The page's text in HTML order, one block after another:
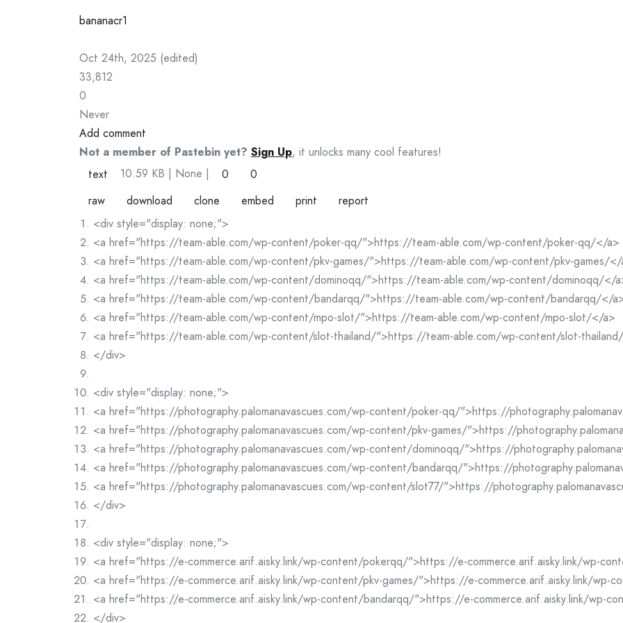
bananacr1
Oct 24th, 2025 (edited)
33,812
0
Never
Add comment
Not a member of Pastebin yet? Sign Up, it unlocks many cool features!
text
10.59 KB | None | 0
0
raw
download clone embed print
report
<div style="display: none;">
<a href="https://team-able.com/wp-content/poker-qq/">https://team-able.com/wp-content/poker-qq/</a>
<a href="https://team-able.com/wp-content/pkv-games/">https://team-able.com/wp-content/pkv-games/</
<a href="https://team-able.com/wp-content/dominoqq/">https://team-able.com/wp-content/dominoqq/</
<a href="https://team-able.com/wp-content/bandarqq/">https://team-able.com/wp-content/bandarqq/</
<a href="https://team-able.com/wp-content/mpo-slot/">https://team-able.com/wp-content/mpo-slot/</a>
<a href="https://team-able.com/wp-content/slot-thailand/">https://team-able.com/wp-content/slot-
</div>
<div style="display: none;">
<a href="https://photography.palomanavascues.com/wp-content/poker-qq/">https://
<a href="https://photography.palomanavascues.com/wp-content/pkv-games/">https://
<a href="https://photography.palomanavascues.com/wp-content/dominoqq/">https://
<a href="https://photography.palomanavascues.com/wp-content/bandarqq/">https://
<a href="https://photography.palomanavascues.com/wp-content/slot77/">https://
</div>
<div style="display: none;">
<a href="https://e-commerce.arif.aisky.link/wp-content/pokerqq/">https://e-commerce.arif.aisky.link/wp-
<a href="https://e-commerce.arif.aisky.link/wp-content/pkv-games/">https://e-commerce.arif.aisky.link/wp-
<a href="https://e-commerce.arif.aisky.link/wp-content/bandarqq/">https://e-commerce.arif.aisky.link/wp-
</div>